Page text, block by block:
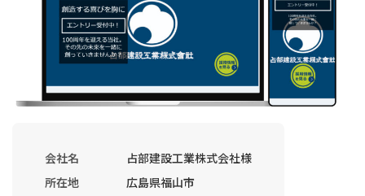
会社名
占部建設工業株式会社様
所在地
広島県福山市